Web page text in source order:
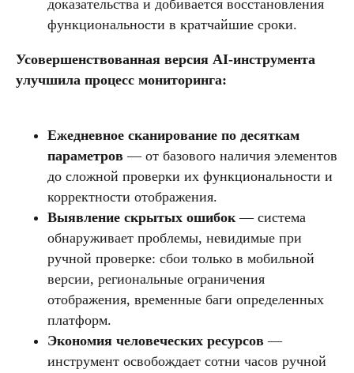
доказательства и добивается восстановления
функциональности в кратчайшие сроки.
Усовершенствованная версия AI-инструмента
улучшила процесс мониторинга:
Ежедневное сканирование по десяткам
параметров — от базового наличия элементов
до сложной проверки их функциональности и
корректности отображения.
Выявление скрытых ошибок— система
обнаруживает проблемы, невидимые при
ручной проверке: сбои только в мобильной
версии, региональные ограничения
отображения, временные баги определенных
платформ.
Экономия человеческих ресурсов —
инструмент освобождает сотни часов ручной